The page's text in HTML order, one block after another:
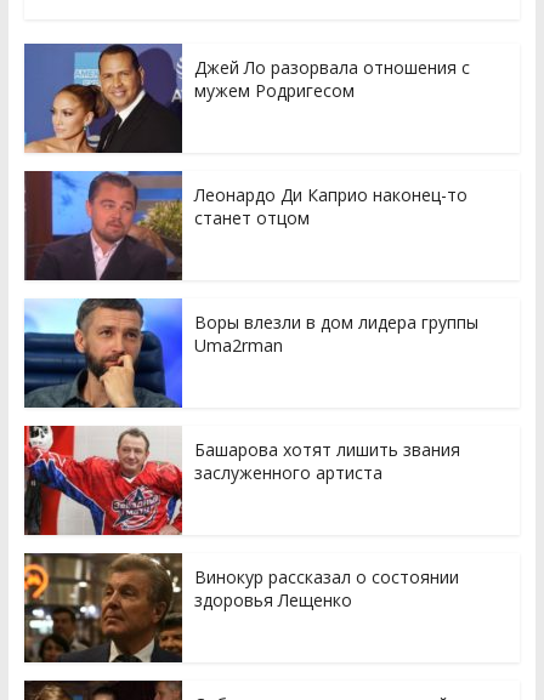
Джей Ло разорвала отношения с
мужем Родригесом
Леонардо Ди Каприо наконец-то
станет отцом
Воры влезли в дом лидера группы
Uma2rman
Башарова хотят лишить звания
заслуженного артиста
Винокур рассказал о состоянии
здоровья Лещенко